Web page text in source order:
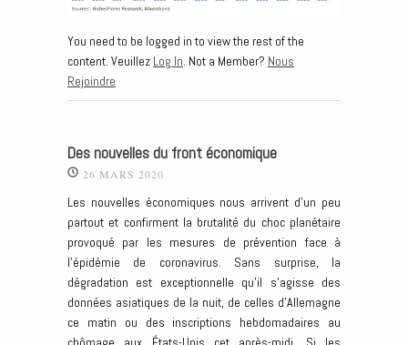
You need to be logged in to view the rest of the
content. Veuillez Log In. Not a Member? Nous
Rejoindre
Des nouvelles du front économique
26 MARS 2020
Les nouvelles économiques nous arrivent d’un peu
partout et confirment la brutalité du choc planétaire
provoqué par les mesures de prévention face à
l’épidémie de coronavirus. Sans surprise, la
dégradation est exceptionnelle qu’il s’agisse des
données asiatiques de la nuit, de celles d’Allemagne
ce matin ou des inscriptions hebdomadaires au